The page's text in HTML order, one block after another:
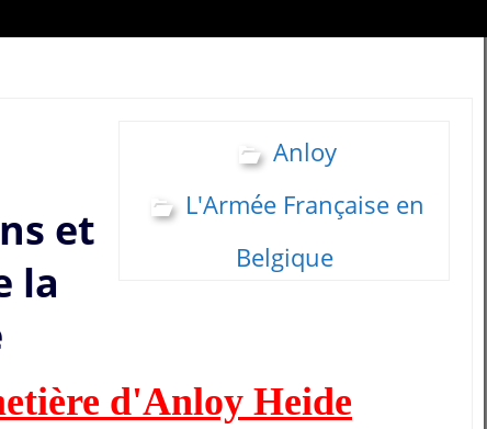
Anloy
L'Armée Française en
Belgique
et
la